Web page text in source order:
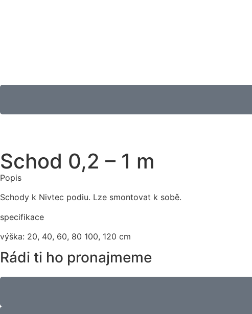
Schod 0,2 – 1 m
Popis
Schody k Nivtec podiu. Lze smontovat k sobě.
specifikace
výška: 20, 40, 60, 80 100, 120 cm
Rádi ti ho pronajmeme